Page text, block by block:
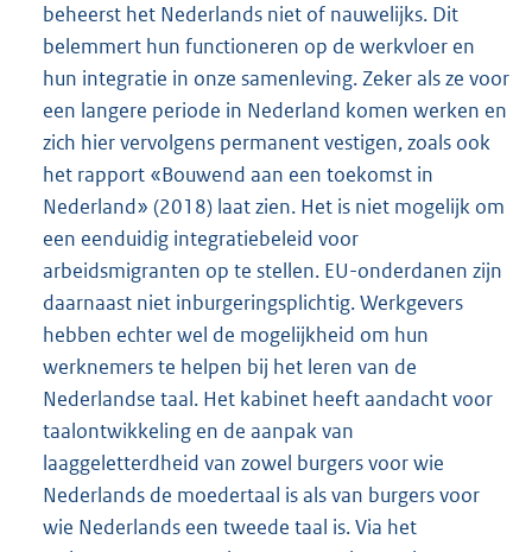
beheerst het Nederlands niet of nauwelijks. Dit
belemmert hun functioneren op de werkvloer en
hun integratie in onze samenleving. Zeker als ze voor
een langere periode in Nederland komen werken en
zich hier vervolgens permanent vestigen, zoals ook
het rapport «Bouwend aan een toekomst in
Nederland» (2018) laat zien. Het is niet mogelijk om
een eenduidig integratiebeleid voor
arbeidsmigranten op te stellen. EU-onderdanen zijn
daarnaast niet inburgeringsplichtig. Werkgevers
hebben echter wel de mogelijkheid om hun
werknemers te helpen bij het leren van de
Nederlandse taal. Het kabinet heeft aandacht voor
taalontwikkeling en de aanpak van
laaggeletterdheid van zowel burgers voor wie
Nederlands de moedertaal is als van burgers voor
wie Nederlands een tweede taal is. Via het